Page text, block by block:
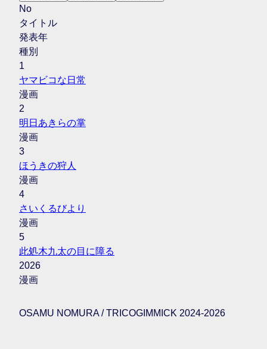
No
タイトル
発表年
種別
1
ヤマビコな日常
漫画
2
明日あきらの掌
漫画
3
ほうきの狩人
漫画
4
さいくるびより
漫画
5
此処木九太の目に障る
2026
漫画
OSAMU NOMURA / TRICOGIMMICK 2024-2026